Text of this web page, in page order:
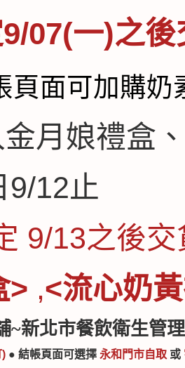
07(一)之
頁面可加購奶
月娘禮盒
9/12止
9/13之後
> ,<流心奶
~新北市餐飲衛生管
) ● 結帳頁面可選擇 永和門市自取 或